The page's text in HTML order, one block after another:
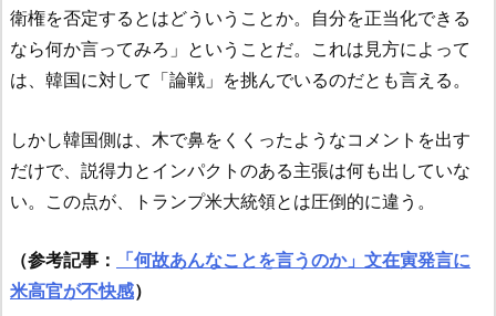
衛権を否定するとはどういうことか。自分を正当化できる
なら何か言ってみろ」ということだ。これは見方によって
は、韓国に対して「論戦」を挑んでいるのだとも言える。
しかし韓国側は、木で鼻をくくったようなコメントを出す
だけで、説得力とインパクトのある主張は何も出していな
い。この点が、トランプ米大統領とは圧倒的に違う。
（参考記事：
「何故あんなことを言うのか」文在寅発言に
米高官が不快感）